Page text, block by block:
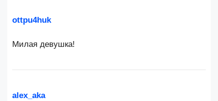
ottpu4huk
Милая девушка!
alex_aka